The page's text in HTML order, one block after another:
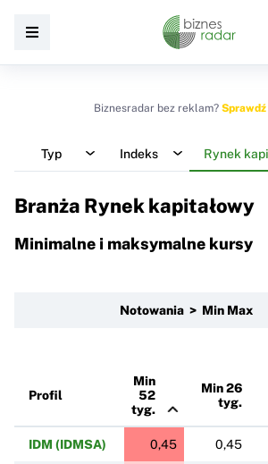
Biznesradar bez reklam? Sprawdź
Typ Indeks Rynek
Branża Rynek kapitałowy
Minimalne i maksymalne kursy
Notowania > Min Max
Profil
Min
52
tyg.
Min 26
tyg.
IDM (IDMSA) 0,45 0,45